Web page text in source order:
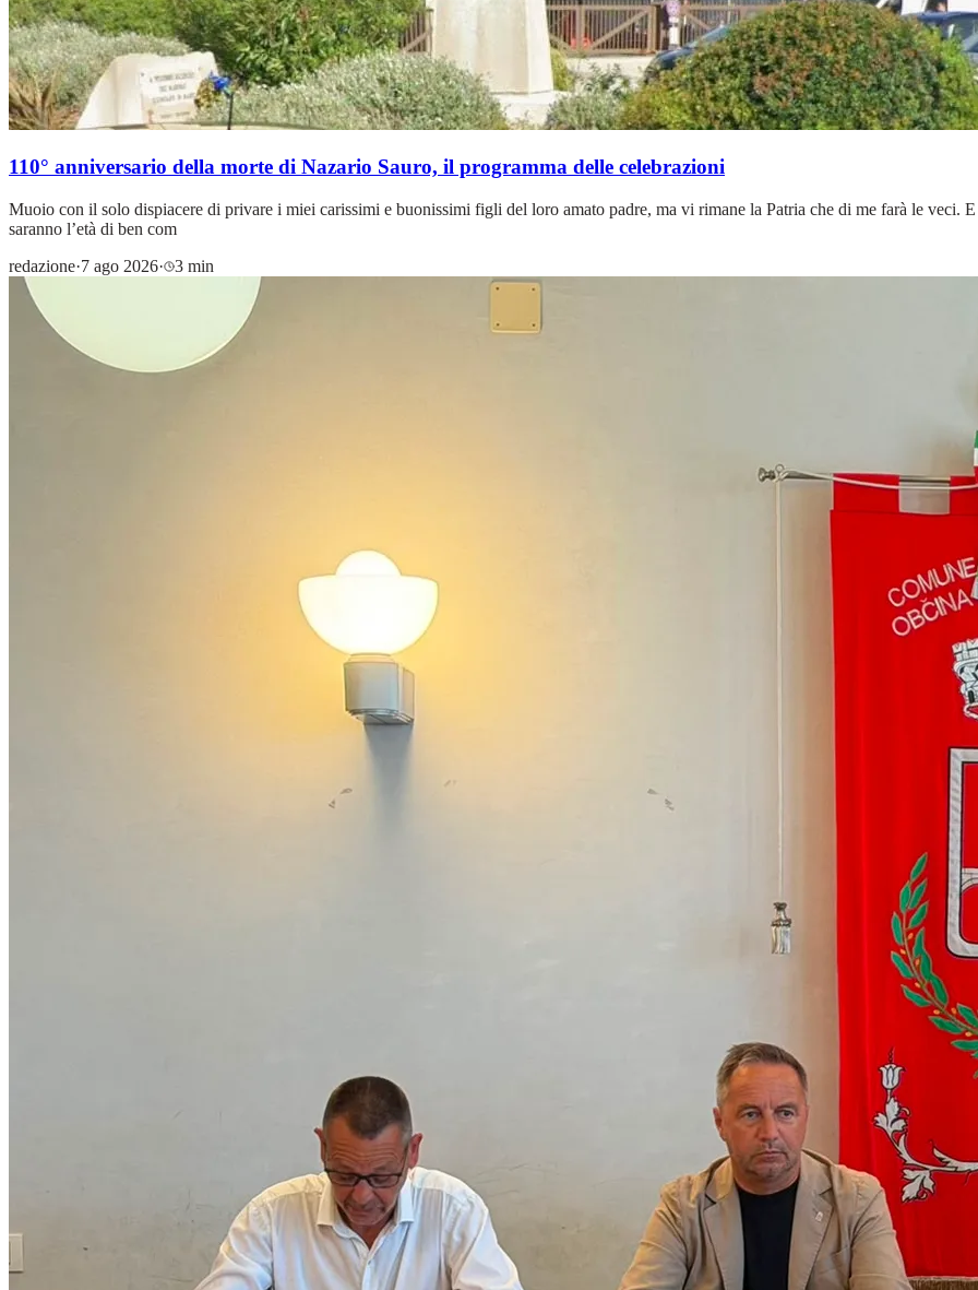
110° anniversario della morte di Nazario Sauro, il programma delle celebrazioni
Muoio con il solo dispiacere di privare i miei carissimi e buonissimi figli del loro amato padre, ma vi rimane la Patria che di me farà le veci.
saranno l’età di ben com
redazione·7 ago 2026· 3 min